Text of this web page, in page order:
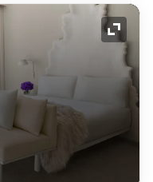
展开